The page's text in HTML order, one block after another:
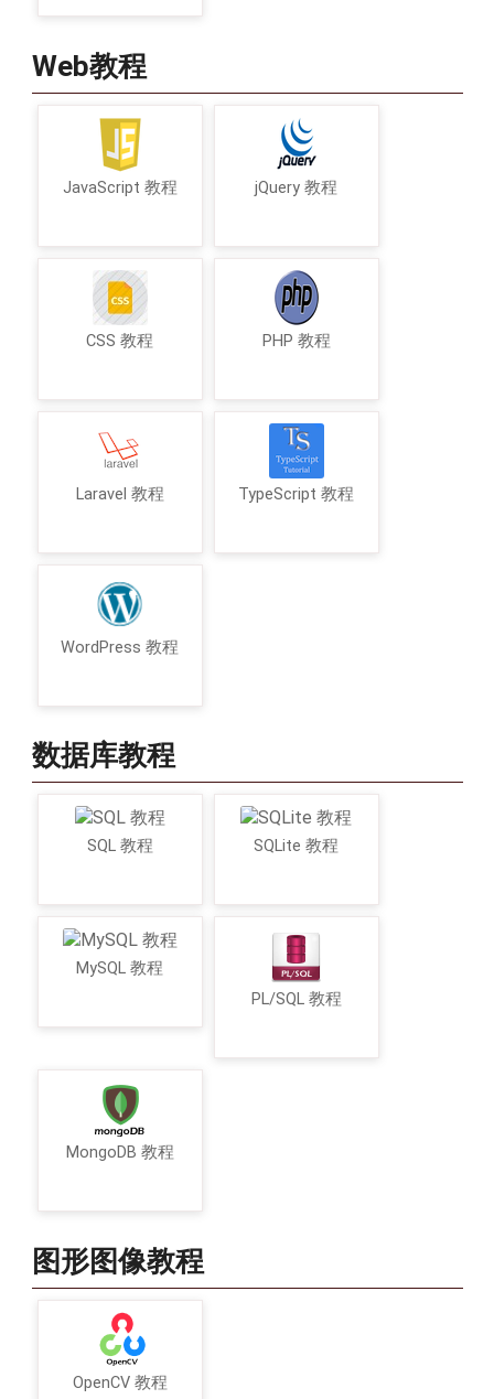
Web教程
JavaScript 教程 jQuery 教程
CSS 教程 PHP 教程
Laravel 教程 TypeScript 教程
WordPress 教程
数据库教程
SQL 教程 SQLite 教程
MySQL 教程
PL/SQL 教程
MongoDB 教程
图形图像教程
OpenCV 教程